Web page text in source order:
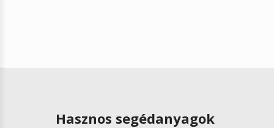
Hasznos segédanyagok